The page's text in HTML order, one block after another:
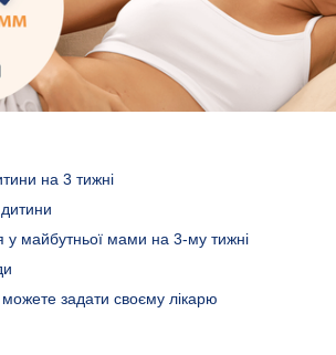
на 3 тижні
у майбутньої мами на 3-му тижні
задати своєму лікарю